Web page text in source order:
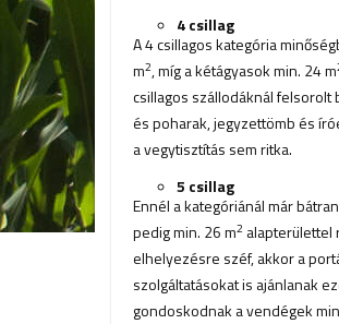
4 csillag
A 4 csillagos kategória
m2, míg a kétágyasok min. 24 m
csillagos szállodáknál felsorolt
és poharak, jegyzettömb és
a vegytisztítás sem ritka.
5 csillag
Ennél a kategóriánál már
pedig min. 26 m2 alapterülettel
elhelyezésre széf, akkor a
szolgáltatásokat is ajánlanak
gondoskodnak a vendégek